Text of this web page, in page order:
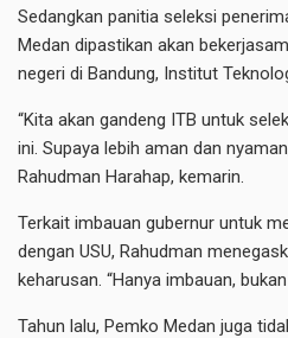
Sedangkan panitia seleksi
Medan dipastikan akan
negeri di Bandung, Institut
“Kita akan gandeng ITB untuk
ini. Supaya lebih aman dan
Rahudman Harahap, kemarin.
Terkait imbauan gubernur untuk
dengan USU, Rahudman
keharusan. “Hanya imbauan,
Tahun lalu, Pemko Medan juga